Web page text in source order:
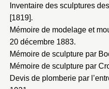
Inventaire des sculptures
[1819].
Mémoire de modelage et
20 décembre 1883.
Mémoire de sculpture par
Mémoire de sculpture par
Devis de plomberie par